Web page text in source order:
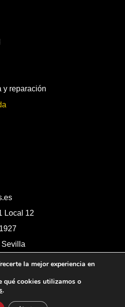
y reparación
Local 12
Sevilla
la mejor experiencia en
qué cookies utilizamos o
.